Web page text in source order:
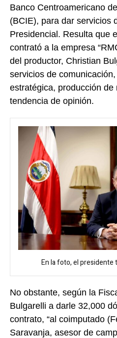
Banco Centroamericano
(BCIE), para dar servicios
Presidencial. Resulta que
contrató a la empresa
del productor, Christian
servicios de
estratégica, producción
tendencia de opinión.
En la foto, el presidente
No obstante, según la
Bulgarelli a darle 32,000
contrato, “al coimputado
Saravanja, asesor de